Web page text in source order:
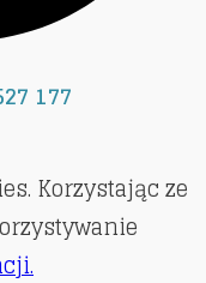
177
Korzystając ze